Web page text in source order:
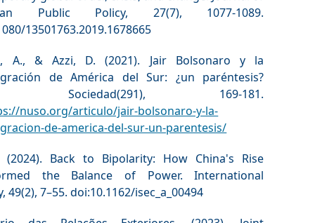
Public Policy, 27(7), 1077-1089.
13501763.2019.1678665
A., & Azzi, D. (2021). Jair Bolsonaro y la
de América del Sur: ¿un paréntesis?
Sociedad(291), 169-181.
nuso.org/articulo/jair-bolsonaro-y-la-
de-america-del-sur-un-parentesis/
(2024). Back to Bipolarity: How China's Rise
the Balance of Power. International
49(2), 7–55. doi:10.1162/isec_a_00494